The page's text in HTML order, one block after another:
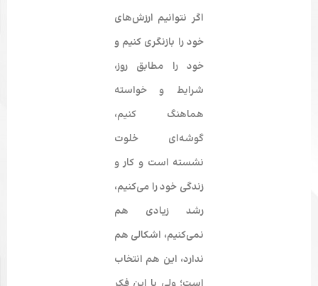
اگر نتوانیم ارزش‌­های
خود را بازنگری کنیم و
خود را مطابق روز،
شرایط و خواسته‌
هماهنگ کنیم،
گوشه‌ای خلوت
نشسته است و کار و
زندگی خود را می­‌کنیم،
رشد زیادی هم
نمی‌کنیم، اشکالی هم
ندارد، این هم انتخاب